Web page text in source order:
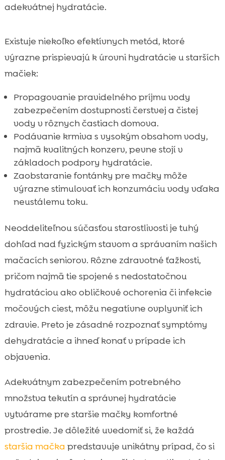
adekvátnej hydratácie.
Existuje niekoľko efektívnych metód, ktoré
výrazne prispievajú k úrovni hydratácie u starších
mačiek:
Propagovanie pravidelného príjmu vody
zabezpečením dostupnosti čerstvej a čistej
vody v rôznych častiach domova.
Podávanie krmiva s vysokým obsahom vody,
najmä kvalitných konzerv, pevne stojí v
základoch podpory hydratácie.
Zaobstaranie fontánky pre mačky môže
výrazne stimulovať ich konzumáciu vody vďaka
neustálemu toku.
Neoddeliteľnou súčasťou starostlivosti je tuhý
dohľad nad fyzickým stavom a správaním našich
mačacích seniorov. Rôzne zdravotné ťažkosti,
pričom najmä tie spojené s nedostatočnou
hydratáciou ako obličkové ochorenia či infekcie
močových ciest, môžu negatívne ovplyvniť ich
zdravie. Preto je zásadné rozpoznať symptómy
dehydratácie a ihneď konať v prípade ich
objavenia.
Adekvátnym zabezpečením potrebného
množstva tekutín a správnej hydratácie
vytvárame pre staršie mačky komfortné
prostredie. Je dôležité uvedomiť si, že každá
staršia mačka predstavuje unikátny prípad, čo si